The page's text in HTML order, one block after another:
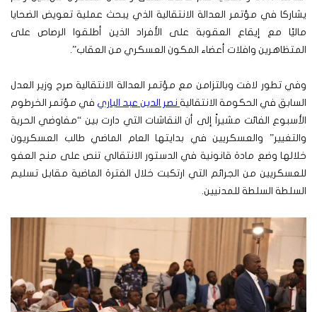
يشاركا في مؤتمر العدالة الانتقالية الذي يبحث عملية تعويض الضحايا
ماليًا مع إيقاع العقوبة على الأفراد الذين أطلقوا الرصاص على
المتظاهرين وافلات أعضاء المكون العسكري من العقاب”.
وفي تطور لافت وبالتزامن مع مؤتمر العدالة الانتقالية صرح وزير العدل
السابق في الحكومة الانتقالية نصر الدين عبد الباري في مؤتمر الخرطوم
الأسبوع الفائت مشيراً إلى أن النقاشات التي دارت بين “مفاوضي الحرية
والتغيير” والعسكريين في بدايتها العام الماضي طالب العسكريون
خلالها وضع مادة قانونية في الدستور الانتقالي تنص على منح العفو
للعسكريين من الجرائم التي ارتكبت خلال الفترة الماضية مقابل تسليم
السلطة السلطة للمدنيين.